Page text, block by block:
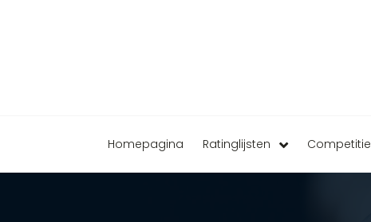
Homepagina Ratinglijsten Competitie